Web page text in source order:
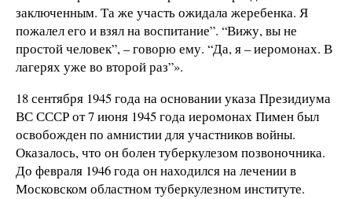
заключенным. Та же участь ожидала жеребенка. Я
пожалел его и взял на воспитание”. “Вижу, вы не
простой человек”, – говорю ему. “Да, я – иеромонах. В
лагерях уже во второй раз”».
18 сентября 1945 года на основании указа Президиума
ВС СССР от 7 июня 1945 года иеромонах Пимен был
освобожден по амнистии для участников войны.
Оказалось, что он болен туберкулезом позвоночника.
До февраля 1946 года он находился на лечении в
Московском областном туберкулезном институте.